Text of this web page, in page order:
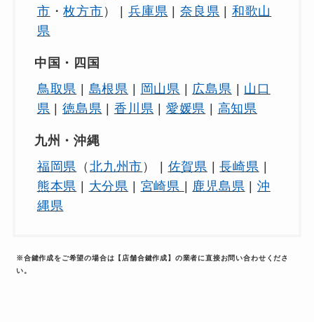
市 ・枚方市 ） |兵庫県 奈良県
和歌山
県
中国・四国
鳥取県 | 島根県 | 岡山県 | 広島県 | 山口
県 |徳島県 | 香川県 | 愛媛県 | 高知県
九州・沖縄
福岡県
（北九州市 ） | 佐賀県 |長崎県 |
熊本県 | 大分県 | 宮崎県 | 鹿児島県 |沖
縄県
※合鍵作成をご希望の場合は【店舗合鍵作成】の業者に直接お問い合わせくださ
い。